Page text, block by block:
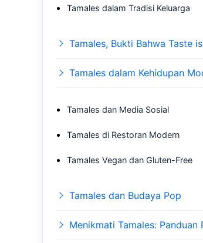
Tamales dalam Tradisi Keluarga
Tamales, Bukti Bahwa Taste
Tamales dalam Kehidupan
Tamales dan Media Sosial
Tamales di Restoran Modern
Tamales Vegan dan Gluten-Free
Tamales dan Budaya Pop
Menikmati Tamales: Panduan